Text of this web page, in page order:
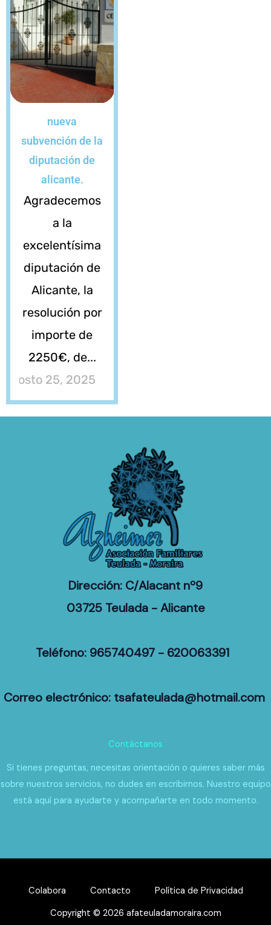
nueva
subvención de la
diputación de
alicante.
Agradecemos
a la
excelentísima
diputación de
Alicante, la
resolución por
importe de
2250€, de...
agosto 25, 2025
Dirección: C/Alacant nº9
03725 Teulada - Alicante
Teléfono: 965740497 - 620063391
Correo electrónico: tsafateulada@hotmail.com
Contáctanos
Si tienes preguntas, necesitas orientación o quieres saber más
sobre nuestros servicios, no dudes en escribirnos. Nuestro equipo
está aquí para ayudarte y acompañarte en todo momento.
Colabora Contacto
Política de Privacidad
Copyright © 2026 afateuladamoraira.com